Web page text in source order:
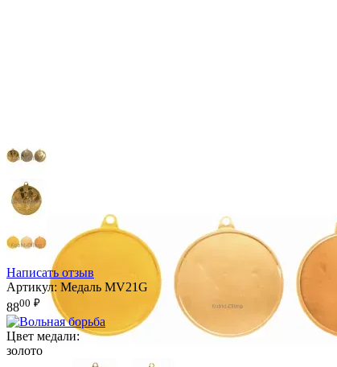
Написать отзыв
Артикул: Медаль MV21G
8800 ₽
Цвет медали:
золото